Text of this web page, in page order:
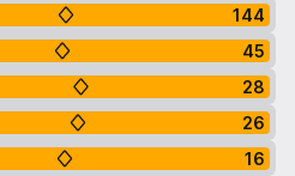
144
45
28
26
16